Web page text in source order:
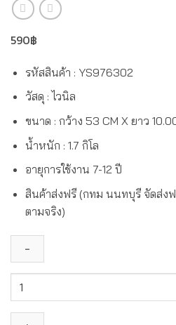
590฿
รหัสสินค้า : YS976302
วัสดุ : ไวนิล
ขนาด : กว้าง 53 CM X ยาว
น้ำหนัก : 1.7 กิโล
อายุการใช้งาน 7-12 ปี
สินค้าส่งฟรี (กทม นนทบุรี จัดส่ง
ตามจริง)
จำนวน
วอลเปเปอร์
สี